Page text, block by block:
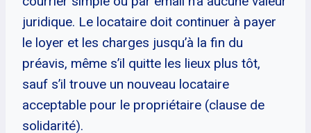
juridique. Le locataire doit continuer à payer
le loyer et les charges jusqu’à la fin du
préavis, même s’il quitte les lieux plus tôt,
sauf s’il trouve un nouveau locataire
acceptable pour le propriétaire (clause de
solidarité).